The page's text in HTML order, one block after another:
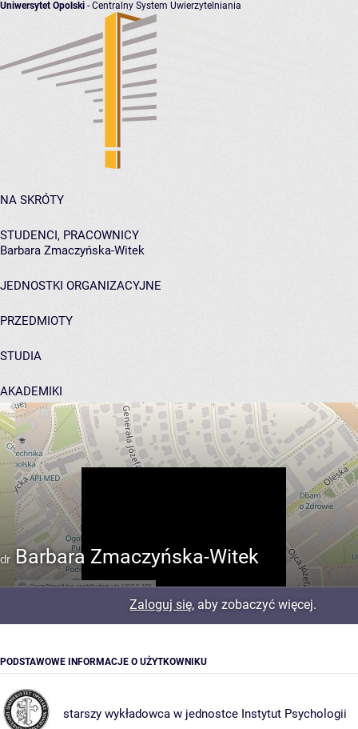
Uniwersytet Opolski - Centralny System Uwierzytelniania
NA SKRÓTY
STUDENCI, PRACOWNICY
Barbara Zmaczyńska-Witek
JEDNOSTKI ORGANIZACYJNE
PRZEDMIOTY
STUDIA
AKADEMIKI
POMOC
dr Barbara Zmaczyńska-Witek
Zaloguj się, aby zobaczyć więcej.
PODSTAWOWE INFORMACJE O UŻYTKOWNIKU
starszy wykładowca w jednostce Instytut Psychologii